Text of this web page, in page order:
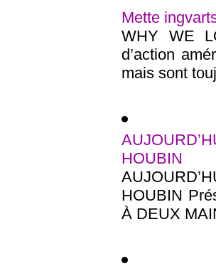
Mette
WHY WE
d’action
mais sont
HOUBIN
HOUBIN
À DEUX